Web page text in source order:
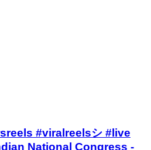
#viralreelsシ #live
National Congress -